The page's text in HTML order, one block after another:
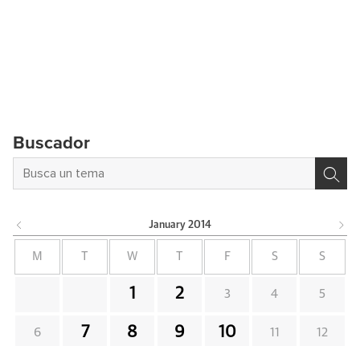
Buscador
January 2014
M W F S S
1 2 3 4 5
6 7 8 9 10 11 12